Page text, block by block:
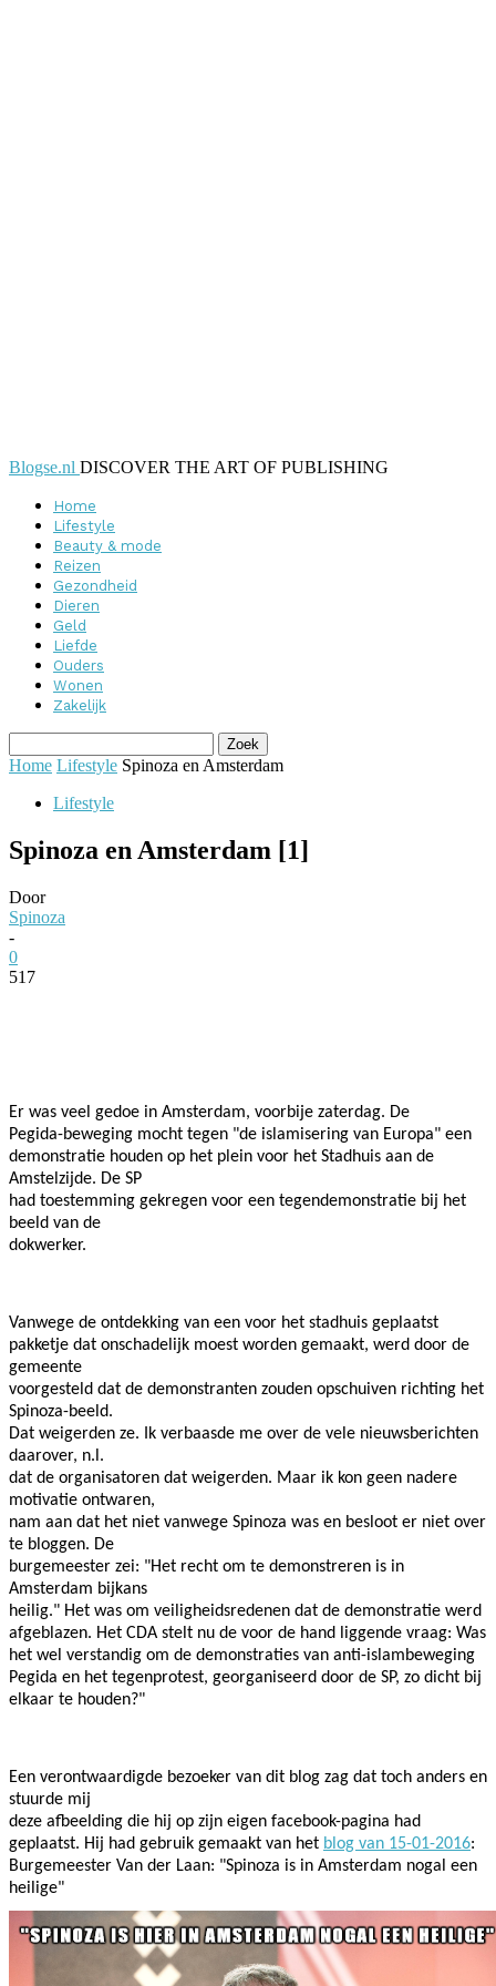
Blogse.nl DISCOVER THE ART OF PUBLISHING
Home
Lifestyle
Beauty & mode
Reizen
Gezondheid
Dieren
Geld
Liefde
Ouders
Wonen
Zakelijk
Home Lifestyle Spinoza en Amsterdam
Lifestyle
Spinoza en Amsterdam [1]
Door
Spinoza
-
0
517
Er was veel gedoe in Amsterdam, voorbije zaterdag. De
Pegida-beweging mocht tegen "de islamisering van Europa" een
demonstratie houden op het plein voor het Stadhuis aan de
Amstelzijde. De SP
had toestemming gekregen voor een tegendemonstratie bij het
beeld van de
dokwerker.
Vanwege de ontdekking van een voor het stadhuis geplaatst
pakketje dat onschadelijk moest worden gemaakt, werd door de
gemeente
voorgesteld dat de demonstranten zouden opschuiven richting het
Spinoza-beeld.
Dat weigerden ze. Ik verbaasde me over de vele nieuwsberichten
daarover, n.l.
dat de organisatoren dat weigerden. Maar ik kon geen nadere
motivatie ontwaren,
nam aan dat het niet vanwege Spinoza was en besloot er niet over
te bloggen. De
burgemeester zei: "Het recht om te demonstreren is in
Amsterdam bijkans
heilig." Het was om veiligheidsredenen dat de demonstratie werd
afgeblazen. Het CDA stelt nu de voor de hand liggende vraag: Was
het wel verstandig om de demonstraties van anti-islambeweging
Pegida en het tegenprotest, georganiseerd door de SP, zo dicht bij
elkaar te houden?"
Een verontwaardigde bezoeker van dit blog zag dat toch anders en
stuurde mij
deze afbeelding die hij op zijn eigen facebook-pagina had
geplaatst. Hij had gebruik gemaakt van het blog van 15-01-2016:
Burgemeester Van der Laan: "Spinoza is in Amsterdam nogal een
heilige"